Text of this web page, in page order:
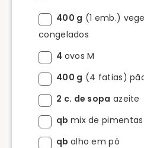
400 g (1 emb.)
congelados
4 ovos M
400 g (4 fatias)
2 c. de sopa azeite
qb mix de
qb alho em pó